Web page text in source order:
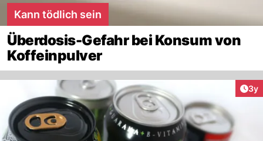
Kann tödlich sein
Überdosis-Gefahr bei Konsum von
Koffeinpulver
3y